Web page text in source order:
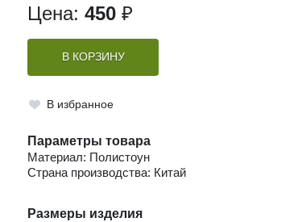
Цена: 450 ₽
В КОРЗИНУ
В избранное
Параметры товара
Материал: Полистоун
Страна производства: Китай
Размеры изделия